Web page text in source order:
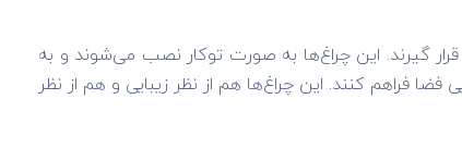
گیرند. این چراغ‌ها به صورت توکار نصب می‌شوند و به
فراهم کنند. این چراغ‌ها هم از نظر زیبایی و هم از نظر